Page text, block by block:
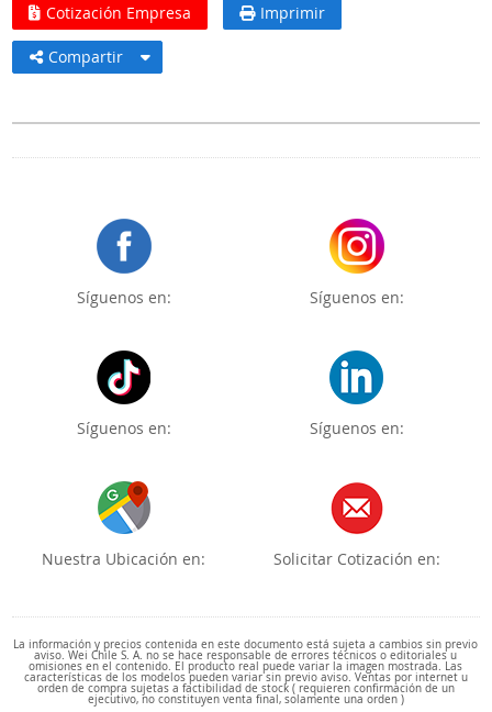
Cotización Empresa Imprimir
Compartir
Síguenos en: Síguenos en:
Síguenos en: Síguenos en:
Nuestra Ubicación en: Solicitar Cotización en:
La información y precios contenida en este documento está sujeta a cambios sin previo
aviso. Wei Chile S. A. no se hace responsable de errores técnicos o editoriales u
omisiones en el contenido. El producto real puede variar la imagen mostrada. Las
características de los modelos pueden variar sin previo aviso. Ventas por internet u
orden de compra sujetas a factibilidad de stock ( requieren confirmación de un
ejecutivo, no constituyen venta final, solamente una orden )